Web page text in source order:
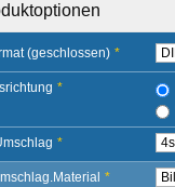
(geschlossen) *
*
*
*